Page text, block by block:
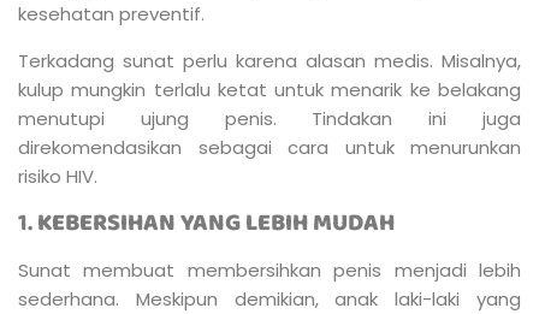
kesehatan preventif.
Terkadang sunat perlu karena alasan medis. Misalnya,
kulup mungkin terlalu ketat untuk menarik ke belakang
menutupi ujung penis. Tindakan ini juga
direkomendasikan sebagai cara untuk menurunkan
risiko HIV.
1.KEBERSIHAN YANG LEBIH MUDAH
Sunat membuat membersihkan penis menjadi lebih
sederhana. Meskipun demikian, anak laki-laki yang